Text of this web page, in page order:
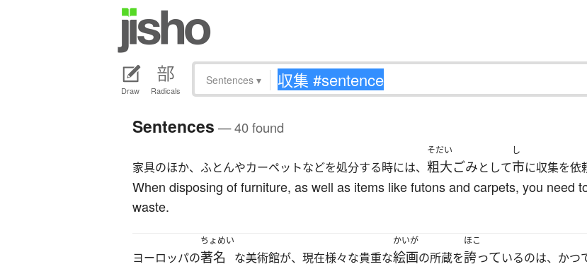
Draw Radicals
Sentences ▾
Sentences — 40 found
家具のほか、ふとんやカーペットなどを処分する時には、
そだい
粗大ごみとして
し
市に収集を依
When disposing of furniture, as well as items like futons and carpets, you need
waste.
ヨーロッパの
ちょめい
著名 な美術館が、現在様々な貴重な
かいが
絵画の所蔵を
ほこ
誇っているのは、かつ